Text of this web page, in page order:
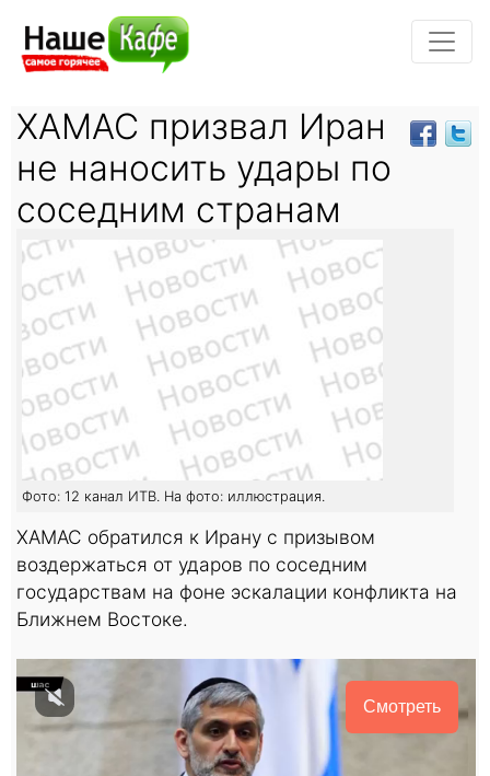
ХАМАС призвал Иран
не наносить удары по
соседним странам
Фото: 12 канал ИТВ. На фото: иллюстрация.
ХАМАС обратился к Ирану с призывом
воздержаться от ударов по соседним
государствам на фоне эскалации конфликта на
Ближнем Востоке.
Смотреть